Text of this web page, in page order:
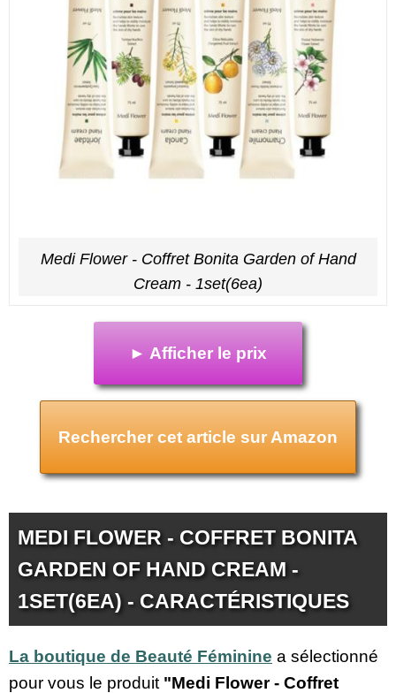
Medi Flower - Coffret Bonita Garden of Hand
Cream - 1set(6ea)
► Afficher le prix
Rechercher cet article sur Amazon
MEDI FLOWER - COFFRET BONITA
GARDEN OF HAND CREAM -
1SET(6EA) - CARACTÉRISTIQUES
La boutique de Beauté Féminine a sélectionné
pour vous le produit "Medi Flower - Coffret